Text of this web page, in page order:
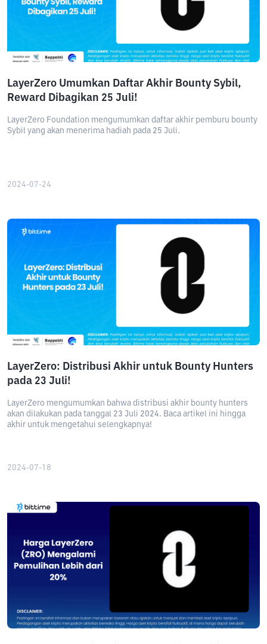
LayerZero Umumkan Daftar Akhir Bounty Sybil,
Reward Dibagikan 25 Juli!
LayerZero Foundation mengumumkan daftar akhir pemburu bounty
Sybil yang akan menerima hadiah pada 25 Juli.
2024-07-24
LayerZero: Distribusi Akhir untuk Bounty Hunters
pada 23 Juli!
LayerZero mengumumkan bahwa distribusi akhir bounty hunters
akan dilakukan pada tanggal 23 Juli 2024. Baca artikel ini hingga
akhir untuk mengetahui selengkapnya!
2024-07-18